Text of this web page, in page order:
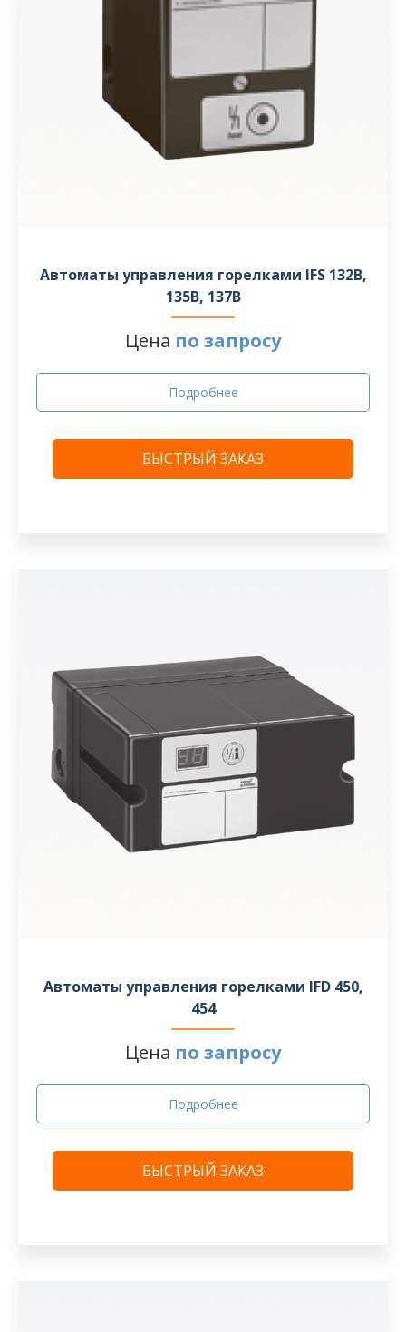
Автоматы управления горелками IFS 132B,
135B, 137B
Цена по запросу
Подробнее
БЫСТРЫЙ ЗАКАЗ
Автоматы управления горелками IFD 450,
454
Цена по запросу
Подробнее
БЫСТРЫЙ ЗАКАЗ